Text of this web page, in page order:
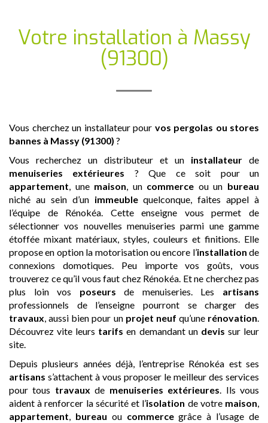
Votre installation à Massy
(91300)
Vous cherchez un installateur pour vos pergolas ou stores
bannes à Massy (91300) ?
Vous recherchez un distributeur et un installateur de
menuiseries extérieures ? Que ce soit pour un
appartement, une maison, un commerce ou un bureau
niché au sein d’un immeublequelconque, faites appel à
l’équipe de Rénokéa. Cette enseigne vous permet de
sélectionner vos nouvelles menuiseries parmi une gamme
étoffée mixant matériaux, styles, couleurs et finitions. Elle
propose en option la motorisation ou encore l’installation de
connexions domotiques. Peu importe vos goûts, vous
trouverez ce qu’il vous faut chez Rénokéa. Et ne cherchez pas
plus loin vos poseurs de menuiseries. Les artisans
professionnels de l’enseigne pourront se charger des
travaux, aussi bien pour un projet neuf qu’une rénovation.
Découvrez vite leurs tarifs en demandant un devis sur leur
site.
Depuis plusieurs années déjà, l’entreprise Rénokéa est ses
artisans s’attachent à vous proposer le meilleur des services
pour tous travaux de menuiseries extérieures. Ils vous
aident à renforcer la sécurité et l’isolation de votre maison,
appartement, bureau ou commercegrâce à l’usage de